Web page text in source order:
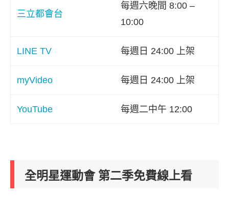
三立都會台
每週六晚間 8:00 –
10:00
LINE TV 每週日 24:00 上架
myVideo 每週日 24:00 上架
YouTube 每週二中午 12:00
全明星運動會 第二季免費線上看